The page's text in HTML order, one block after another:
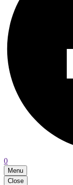
0
Menu
Close